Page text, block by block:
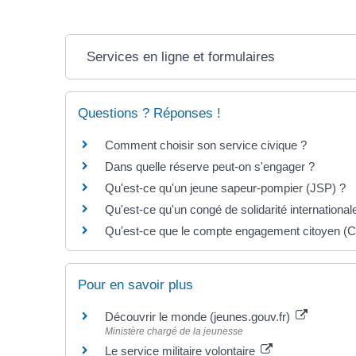
Services en ligne et formulaires
Questions ? Réponses !
Comment choisir son service civique ?
Dans quelle réserve peut-on s'engager ?
Qu'est-ce qu'un jeune sapeur-pompier (JSP) ?
Qu'est-ce qu'un congé de solidarité
Qu'est-ce que le compte engagement citoyen
Pour en savoir plus
Découvrir le monde (jeunes.gouv.fr)
Ministère chargé de la jeunesse
Le service militaire volontaire